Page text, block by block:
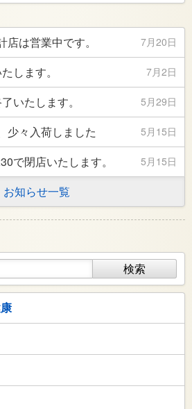
7月20日
は営業中です。
7月2日
します。
5月29日
いたします。
5月15日
少々入荷しました
5月15日
で閉店いたします。
お知らせ一覧